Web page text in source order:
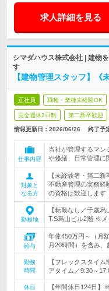
求人詳細を見る
シマダハウス株式会社 | 建物
す
【建物管理スタッフ】
正社員 職種・業種未経験OK
完全週休2日制 第二新卒歓迎
情報更新日：2026/06/26 終了予
仕事内容
当社が管理するマン
や修繕、日常管理に
対象と
なる方
【未経験者・第二
不動産管理の実務経
の資格は歓迎します！
勤務地
【転勤なし／千歳
T.S烏山ビル2階 ※メ
給与
年俸450万円～（月
月20時間）を含み
勤務
時間
【フレックスタイ
アタイム／9:30～
休日
【年間休日124日